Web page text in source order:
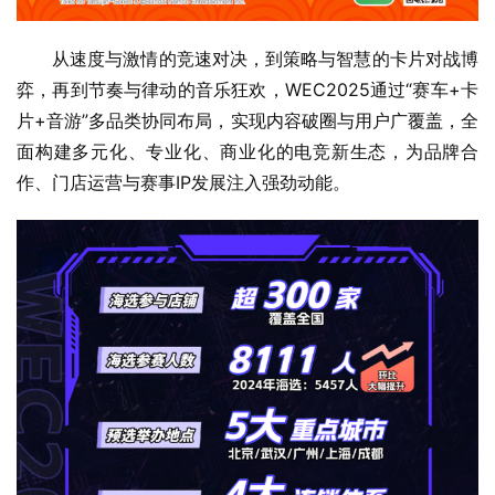
从速度与激情的竞速对决，到策略与智慧的卡片对战博
弈，再到节奏与律动的音乐狂欢，WEC2025通过“赛车+卡
片+音游”多品类协同布局，实现内容破圈与用户广覆盖，全
面构建多元化、专业化、商业化的电竞新生态，为品牌合
作、门店运营与赛事IP发展注入强劲动能。